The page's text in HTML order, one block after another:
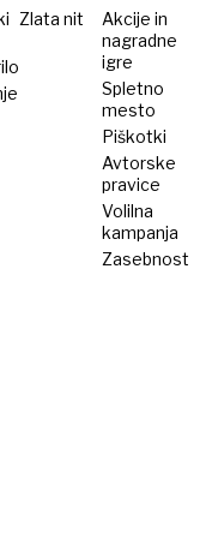
Zlata nit
Akcije in
nagradne
igre
Spletno
mesto
Piškotki
Avtorske
pravice
Volilna
kampanja
Zasebnost